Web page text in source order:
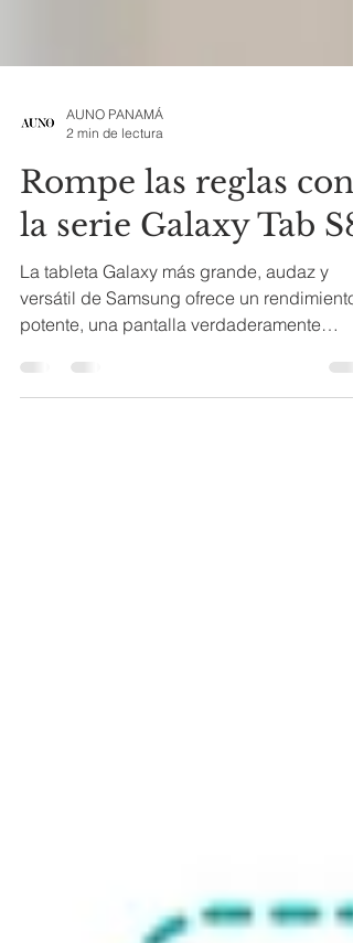
2 min de lectura
Rompe las reglas con
la serie Galaxy Tab S8
La tableta Galaxy más grande, audaz y
versátil de Samsung ofrece un rendimiento
potente, una pantalla verdaderamente